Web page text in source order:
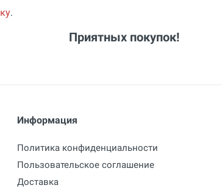
.
Приятных покупок!
Информация
Политика конфиденциальности
Пользовательское соглашение
Доставка